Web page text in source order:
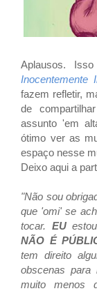
Aplausos.
Inocentemente
fazem refletir,
de
assunto 'em
ótimo ver as
espaço nesse
Deixo aqui a
"Não sou
que 'omi' se
tocar. EU
NÃO É
tem direito
obscenas
muito menos